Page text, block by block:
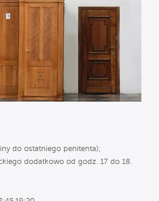
do ostatniego penitenta);
dodatkowo od godz. 17 do 18.